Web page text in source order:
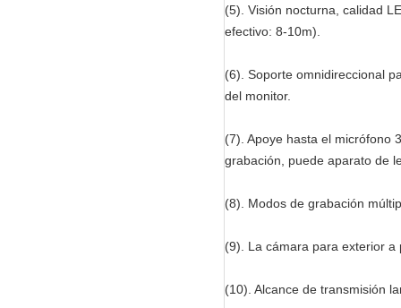
(5). Visión nocturna, calidad
efectivo: 8-10m).
(6). Soporte omnidireccional
del monitor.
(7). Apoye hasta el micrófono
grabación, puede aparato de
(8). Modos de grabación
(9). La cámara para exterior
(10). Alcance de transmisión